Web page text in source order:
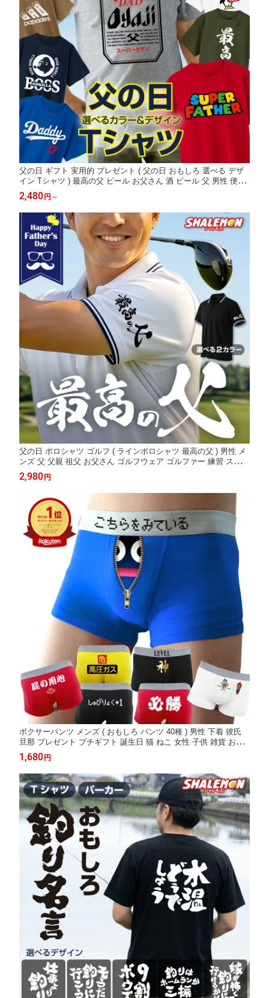
父の日 ギフト 実用的 プレゼント ( 父の日 おもしろ 選べる デザ
イン Tシャツ ) 最高の父 ビール お父さん 酒 ビール 父 男性 便利
グッズ 食べ物 ビール うなぎ スイーツ ポロシャツ と一緒に サプ
ライズ ギフト 大きいサイズ _CC1
2,480 円 ～
父の日 ポロシャツ ゴルフ ( ラインポロシャツ 最高の父 ) 男性 メ
ンズ 父 父親 祖父 お父さん ゴルフウェア ゴルファー 練習 スポー
ツ 散歩 ウォーキング ジム フィットネス 上品 スポーティ 還暦 還
暦祝い 特別 快適 誕生日 敬老の日 プレゼント 贈り物 ・
2,980 円
ボクサーパンツ メンズ ( おもしろ パンツ 40種 ) 男性 下着 彼氏
旦那 プレゼント プチギフト 誕生日 猫 ねこ 女性 子供 雑貨 おし
ゃれ かわいい ブランド レディース キッズ ローライズ デコピン
クリスマス おもしろtシャツ 専門店 が作る パンツ しゃれもん _c
p
1,680 円